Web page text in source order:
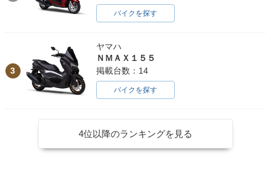
バイクを探す
3
ヤマハ
ＮＭＡＸ１５５
掲載台数：14
バイクを探す
4位以降のランキングを見る